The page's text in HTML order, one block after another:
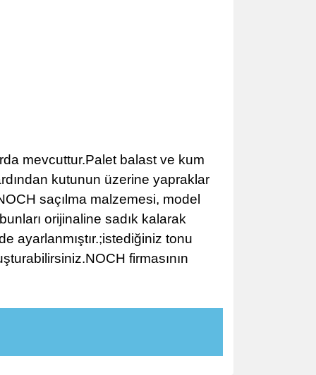
mevcuttur.Palet balast ve kum
kutunun üzerine yapraklar
saçılma malzemesi, model
orijinaline sadık kalarak
ayarlanmıştır.;istediğiniz tonu
firmasının